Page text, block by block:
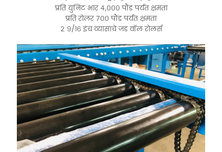
प्रति युनिट भार ४,००० पौंड पर्यंत क्षमता
प्रति रोलर ७०० पौंड पर्यंत क्षमता
२ ९/१६ इंच व्यासाचे जड वॉल रोलर्स